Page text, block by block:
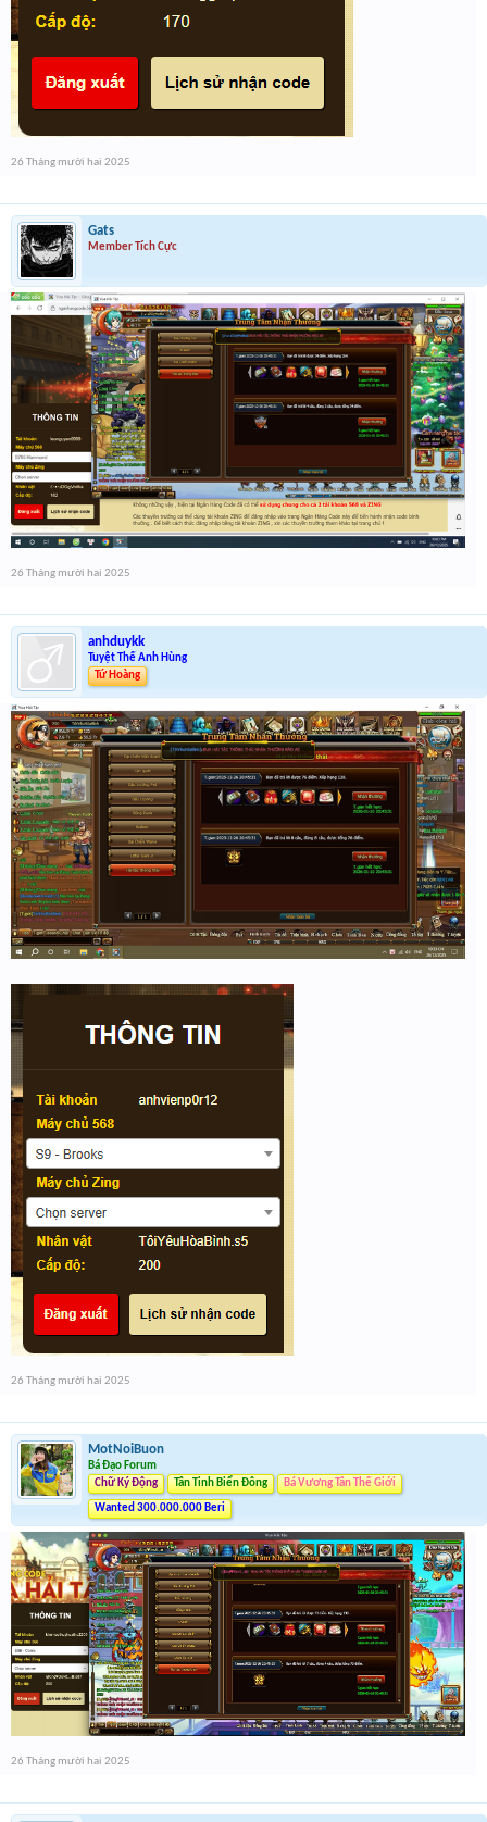
26 Tháng mười hai 2025
Gats
Member Tích Cực
26 Tháng mười hai 2025
anhduykk
Tuyệt Thế Anh Hùng
Tứ Hoàng
26 Tháng mười hai 2025
MotNoiBuon
Bá Đạo Forum
Chữ Ký Động
Tân Tinh Biển Đông Bá Vương Tân Thế Giới
Wanted 300.000.000 Beri
26 Tháng mười hai 2025